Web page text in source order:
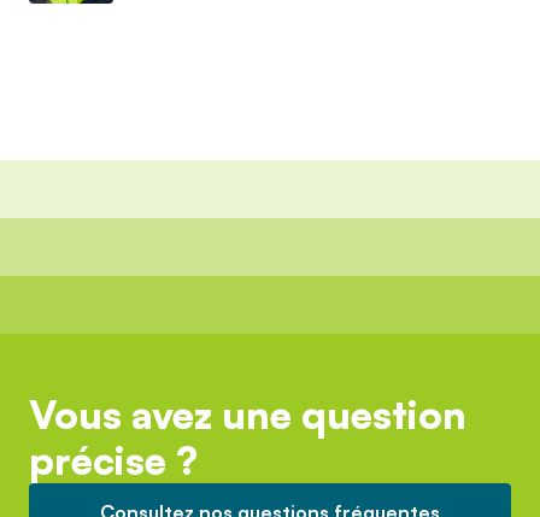
Vous avez une question
précise ?